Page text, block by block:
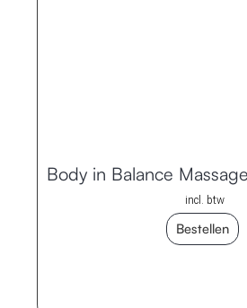
Body in Balance
incl. btw
Bestellen